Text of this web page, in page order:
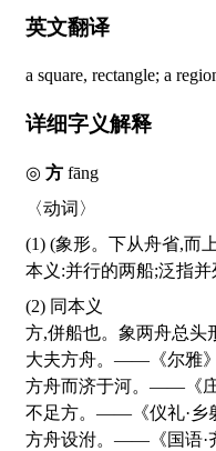
英文翻译
a square, rectangle; a
详细字义解释
方 fāng
〈动词〉
(1) (象形。下从舟省,而上有竝头之象。故知并船为本义。
本义:并行的两船;泛指并
(2) 同本义
方,併船也。象两舟总
大夫方舟。——《尔雅
方舟而济于河。——《庄
不足方。——《仪礼·乡
方舟设泭。——《国语·